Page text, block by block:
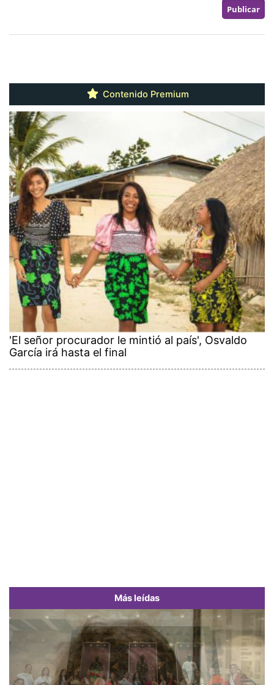
Contenido Premium
'El señor procurador le mintió al país', Osvaldo
García irá hasta el final
Más leídas